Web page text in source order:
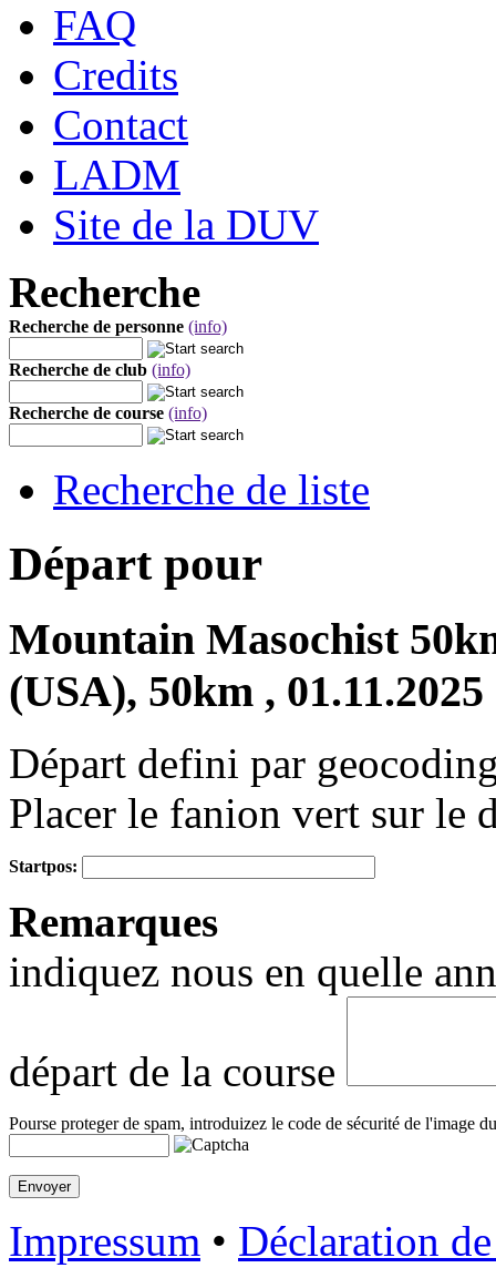
FAQ
Credits
Contact
LADM
Site de la DUV
Recherche
Recherche de personne (info)
Recherche de club (info)
Recherche de course (info)
Recherche de liste
Départ pour
Mountain Masochist
(USA), 50km , 01.11.2025
Départ defini par
Placer le fanion vert sur le
−
Startpos:
Remarques
indiquez nous en quelle
départ de la course
Pourse proteger de spam, introduizez le code de sécurité de l'image
Impressum • Déclaration